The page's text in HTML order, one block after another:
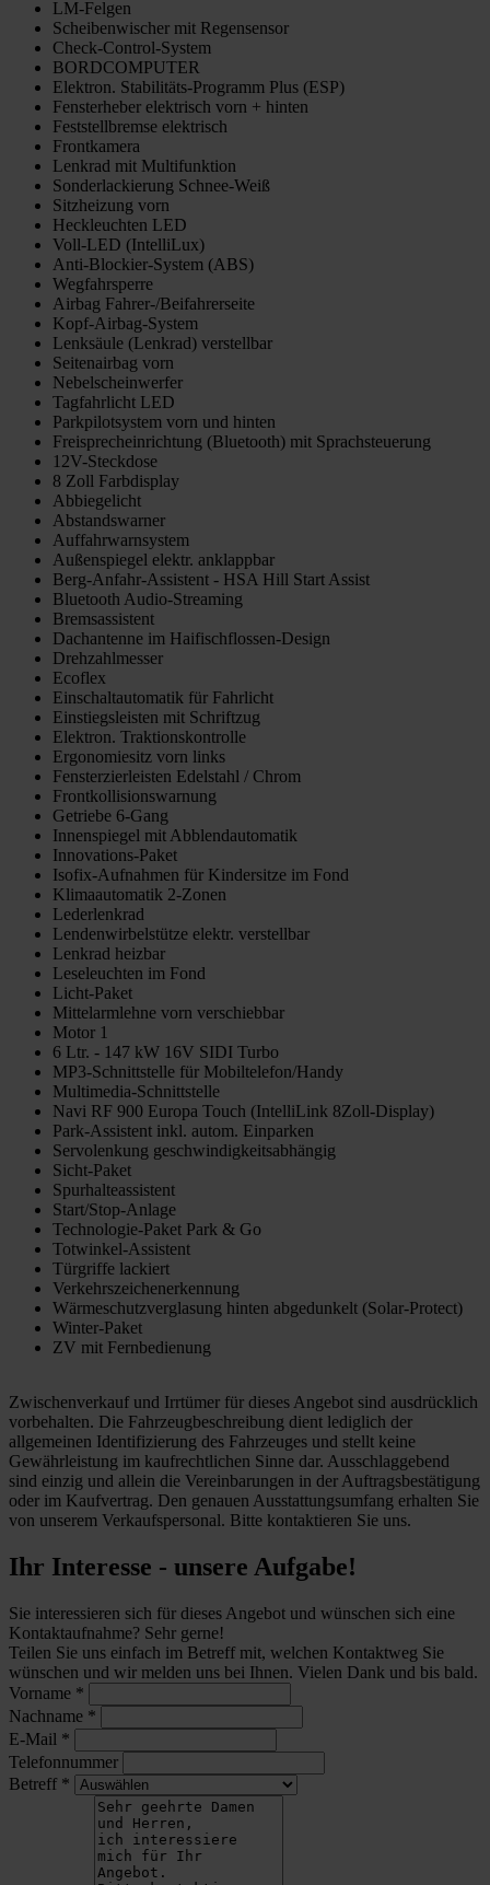
LM-Felgen
Scheibenwischer mit Regensensor
Check-Control-System
BORDCOMPUTER
Elektron. Stabilitäts-Programm Plus (ESP)
Fensterheber elektrisch vorn + hinten
Feststellbremse elektrisch
Frontkamera
Lenkrad mit Multifunktion
Sonderlackierung Schnee-Weiß
Sitzheizung vorn
Heckleuchten LED
Voll-LED (IntelliLux)
Anti-Blockier-System (ABS)
Wegfahrsperre
Airbag Fahrer-/Beifahrerseite
Kopf-Airbag-System
Lenksäule (Lenkrad) verstellbar
Seitenairbag vorn
Nebelscheinwerfer
Tagfahrlicht LED
Parkpilotsystem vorn und hinten
Freisprecheinrichtung (Bluetooth) mit Sprachsteuerung
12V-Steckdose
8 Zoll Farbdisplay
Abbiegelicht
Abstandswarner
Auffahrwarnsystem
Außenspiegel elektr. anklappbar
Berg-Anfahr-Assistent - HSA Hill Start Assist
Bluetooth Audio-Streaming
Bremsassistent
Dachantenne im Haifischflossen-Design
Drehzahlmesser
Ecoflex
Einschaltautomatik für Fahrlicht
Einstiegsleisten mit Schriftzug
Elektron. Traktionskontrolle
Ergonomiesitz vorn links
Fensterzierleisten Edelstahl / Chrom
Frontkollisionswarnung
Getriebe 6-Gang
Innenspiegel mit Abblendautomatik
Innovations-Paket
Isofix-Aufnahmen für Kindersitze im Fond
Klimaautomatik 2-Zonen
Lederlenkrad
Lendenwirbelstütze elektr. verstellbar
Lenkrad heizbar
Leseleuchten im Fond
Licht-Paket
Mittelarmlehne vorn verschiebbar
Motor 1
6 Ltr. - 147 kW 16V SIDI Turbo
MP3-Schnittstelle für Mobiltelefon/Handy
Multimedia-Schnittstelle
Navi RF 900 Europa Touch (IntelliLink 8Zoll-Display)
Park-Assistent inkl. autom. Einparken
Servolenkung geschwindigkeitsabhängig
Sicht-Paket
Spurhalteassistent
Start/Stop-Anlage
Technologie-Paket Park & Go
Totwinkel-Assistent
Türgriffe lackiert
Verkehrszeichenerkennung
Wärmeschutzverglasung hinten abgedunkelt (Solar-Protect)
Winter-Paket
ZV mit Fernbedienung
Zwischenverkauf und Irrtümer für dieses Angebot sind ausdrücklich
vorbehalten. Die Fahrzeugbeschreibung dient lediglich der
allgemeinen Identifizierung des Fahrzeuges und stellt keine
Gewährleistung im kaufrechtlichen Sinne dar. Ausschlaggebend
sind einzig und allein die Vereinbarungen in der Auftragsbestätigung
oder im Kaufvertrag. Den genauen Ausstattungsumfang erhalten Sie
von unserem Verkaufspersonal. Bitte kontaktieren Sie uns.
Ihr Interesse - unsere Aufgabe!
Sie interessieren sich für dieses Angebot und wünschen sich eine
Kontaktaufnahme? Sehr gerne!
Teilen Sie uns einfach im Betreff mit, welchen Kontaktweg Sie
wünschen und wir melden uns bei Ihnen. Vielen Dank und bis bald.
Vorname *
Nachname *
E-Mail *
Telefonnummer
Betreff *